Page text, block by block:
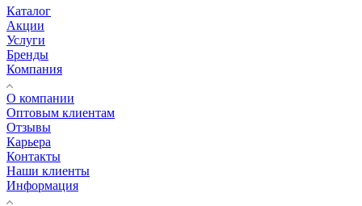
Каталог
Акции
Услуги
Бренды
Компания
О компании
Оптовым клиентам
Отзывы
Карьера
Контакты
Наши клиенты
Информация